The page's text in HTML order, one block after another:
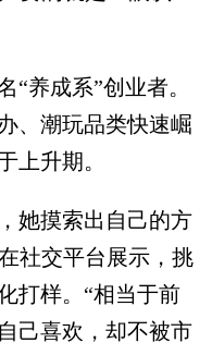
养成系”创业者。
、潮玩品类快速崛
上升期。
摸索出自己的方
社交平台展示，挑
打样。“相当于前
己喜欢，却不被市